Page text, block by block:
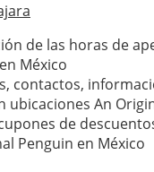
de las horas de
México
contactos,
ubicaciones An
de
Penguin en México